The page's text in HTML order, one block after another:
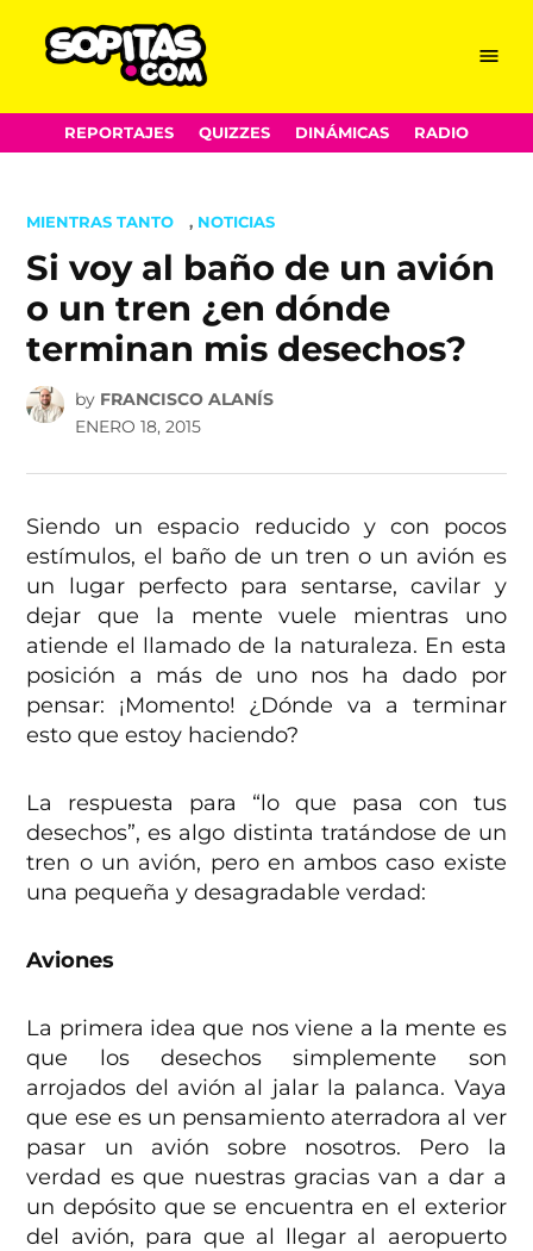
Skip
to
Menu
REPORTAJES QUIZZES DINÁMICAS RADIO
POSTED
MIENTRAS TANTO , NOTICIAS
Si voy al baño de un avión
o un tren ¿en dónde
terminan mis desechos?
by FRANCISCO ALANÍS
ENERO 18, 2015
Siendo un espacio reducido y con pocos
estímulos, el baño de un tren o un avión es
un lugar perfecto para sentarse, cavilar y
dejar que la mente vuele mientras uno
atiende el llamado de la naturaleza. En esta
posición a más de uno nos ha dado por
pensar: ¡Momento! ¿Dónde va a terminar
esto que estoy haciendo?
La respuesta para “lo que pasa con tus
desechos”, es algo distinta tratándose de un
tren o un avión, pero en ambos caso existe
una pequeña y desagradable verdad:
Aviones
La primera idea que nos viene a la mente es
que los desechos simplemente son
arrojados del avión al jalar la palanca. Vaya
que ese es un pensamiento aterradora al ver
pasar un avión sobre nosotros. Pero la
verdad es que nuestras gracias van a dar a
un depósito que se encuentra en el exterior
del avión, para que al llegar al aeropuerto